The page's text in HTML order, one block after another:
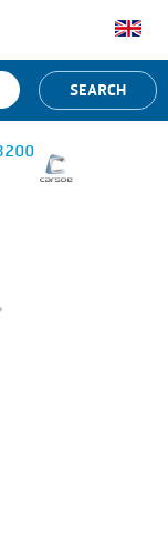
SEARCH